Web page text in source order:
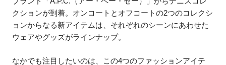
クションが到着。オンコートとオフコートの2つのコレクシ
ョンからなる新アイテムは、それぞれのシーンにあわせた
ウェアやグッズがラインナップ。
なかでも注目したいのは、この4つのファッションアイテ